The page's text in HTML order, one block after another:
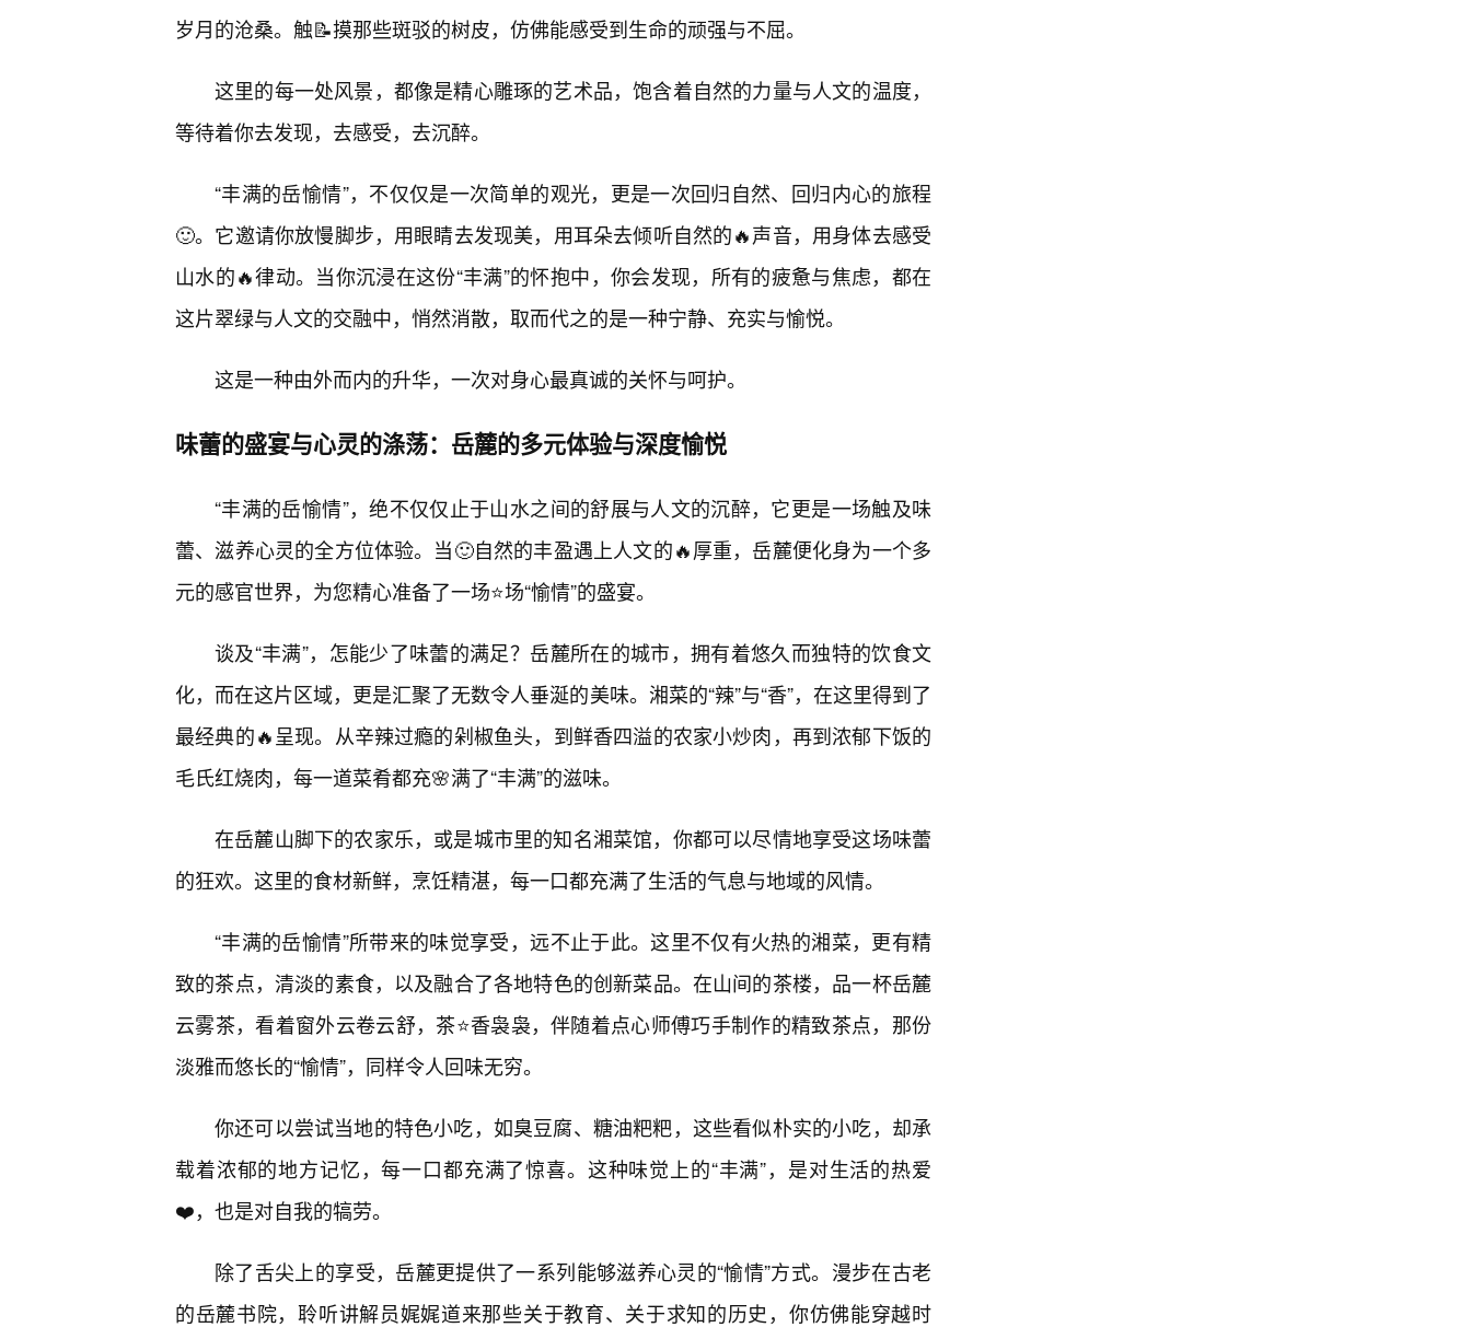
岁月的沧桑。触📝摸那些斑驳的树皮，仿佛能感受到生命的顽强与不屈。
这里的每一处风景，都像是精心雕琢的艺术品，饱含着自然的力量与人文的温度，
等待着你去发现，去感受，去沉醉。
“丰满的岳愉情”，不仅仅是一次简单的观光，更是一次回归自然、回归内心的旅程
🙂。它邀请你放慢脚步，用眼睛去发现美，用耳朵去倾听自然的🔥声音，用身体去感受
山水的🔥律动。当你沉浸在这份“丰满”的怀抱中，你会发现，所有的疲惫与焦虑，都在
这片翠绿与人文的交融中，悄然消散，取而代之的是一种宁静、充实与愉悦。
这是一种由外而内的升华，一次对身心最真诚的关怀与呵护。
味蕾的盛宴与心灵的涤荡：岳麓的多元体验与深度愉悦
“丰满的岳愉情”，绝不仅仅止于山水之间的舒展与人文的沉醉，它更是一场触及味
蕾、滋养心灵的全方位体验。当🙂自然的丰盈遇上人文的🔥厚重，岳麓便化身为一个多
元的感官世界，为您精心准备了一场⭐场“愉情”的盛宴。
谈及“丰满”，怎能少了味蕾的满足？岳麓所在的城市，拥有着悠久而独特的饮食文
化，而在这片区域，更是汇聚了无数令人垂涎的美味。湘菜的“辣”与“香”，在这里得到了
最经典的🔥呈现。从辛辣过瘾的剁椒鱼头，到鲜香四溢的农家小炒肉，再到浓郁下饭的
毛氏红烧肉，每一道菜肴都充🌸满了“丰满”的滋味。
在岳麓山脚下的农家乐，或是城市里的知名湘菜馆，你都可以尽情地享受这场味蕾
的狂欢。这里的食材新鲜，烹饪精湛，每一口都充满了生活的气息与地域的风情。
“丰满的岳愉情”所带来的味觉享受，远不止于此。这里不仅有火热的湘菜，更有精
致的茶点，清淡的素食，以及融合了各地特色的创新菜品。在山间的茶楼，品一杯岳麓
云雾茶，看着窗外云卷云舒，茶⭐香袅袅，伴随着点心师傅巧手制作的精致茶点，那份
淡雅而悠长的“愉情”，同样令人回味无穷。
你还可以尝试当地的特色小吃，如臭豆腐、糖油粑粑，这些看似朴实的小吃，却承
载着浓郁的地方记忆，每一口都充满了惊喜。这种味觉上的“丰满”，是对生活的热爱
❤️，也是对自我的犒劳。
除了舌尖上的享受，岳麓更提供了一系列能够滋养心灵的“愉情”方式。漫步在古老
的岳麓书院，聆听讲解员娓娓道来那些关于教育、关于求知的历史，你仿佛能穿越时